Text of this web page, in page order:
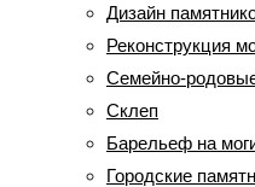
Дизайн
Реконструкция
Семейно-
Склеп
Барельеф на
Городские